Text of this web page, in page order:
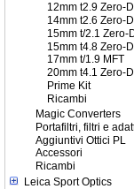
12mm t2.9 Zero-
14mm t2.6 Zero-
15mm t/2.1 Zero-
15mm t4.8 Zero-
17mm t/1.9 MFT
20mm t4.1 Zero-
Prime Kit
Ricambi
Magic Converters
Portafiltri, filtri e
Aggiuntivi Ottici PL
Accessori
Ricambi
Leica Sport Optics